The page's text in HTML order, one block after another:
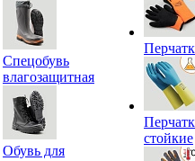
Спецобувь
влагозащитная
Обувь для
стойкие